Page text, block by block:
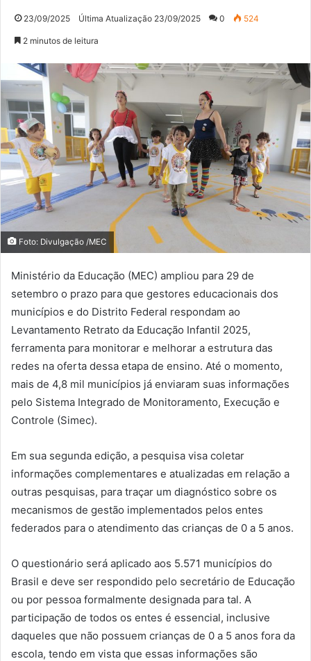
23/09/2025 Última Atualização 23/09/2025 0 524
2 minutos de leitura
Foto: Divulgação /MEC
Ministério da Educação (MEC) ampliou para 29 de
setembro o prazo para que gestores educacionais dos
municípios e do Distrito Federal respondam ao
Levantamento Retrato da Educação Infantil 2025,
ferramenta para monitorar e melhorar a estrutura das
redes na oferta dessa etapa de ensino. Até o momento,
mais de 4,8 mil municípios já enviaram suas informações
pelo Sistema Integrado de Monitoramento, Execução e
Controle (Simec).
Em sua segunda edição, a pesquisa visa coletar
informações complementares e atualizadas em relação a
outras pesquisas, para traçar um diagnóstico sobre os
mecanismos de gestão implementados pelos entes
federados para o atendimento das crianças de 0 a 5 anos.
O questionário será aplicado aos 5.571 municípios do
Brasil e deve ser respondido pelo secretário de Educação
ou por pessoa formalmente designada para tal. A
participação de todos os entes é essencial, inclusive
daqueles que não possuem crianças de 0 a 5 anos fora da
escola, tendo em vista que essas informações são